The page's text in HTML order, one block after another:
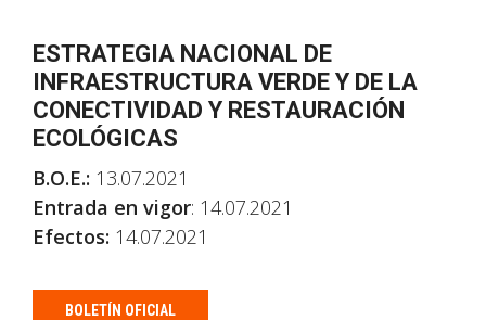
ESTRATEGIA NACIONAL DE
INFRAESTRUCTURA VERDE Y DE LA
CONECTIVIDAD Y RESTAURACIÓN
ECOLÓGICAS
B.O.E.: 13.07.2021
Entrada en vigor: 14.07.2021
Efectos: 14.07.2021
BOLETÍN OFICIAL